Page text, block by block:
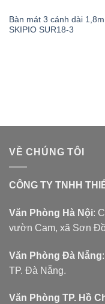
Bàn mát 3 cánh dài 1,8m
SKIPIO SUR18-3
VỀ CHÚNG TÔI
CÔNG TY TNHH
Văn Phòng Hà Nội:
vườn Cam, xã Sơn
Văn Phòng Đà Nẵng
TP. Đà Nẵng.
Văn Phòng TP. Hồ